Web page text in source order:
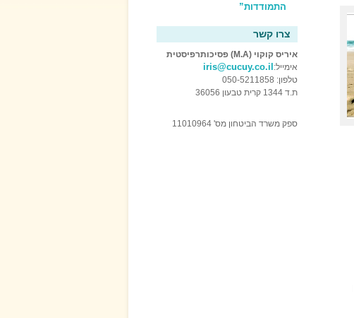
התמודדות”
צרו קשר
איריס קוקוי (M.A) פסיכותרפיסטית
אימייל: iris@cucuy.co.il
טלפון: 050-5211858
ת.ד 1344 קרית טבעון 36056
ספק משרד הביטחון מס' 11010964